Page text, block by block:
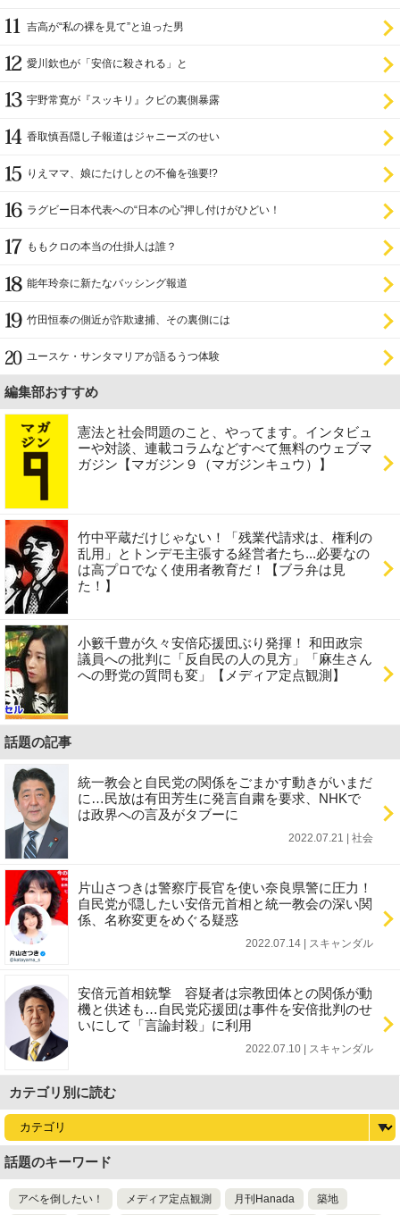
吉高が“私の裸を見て”と迫った男
愛川欽也が「安倍に殺される」と
宇野常寛が『スッキリ』クビの裏側暴露
香取慎吾隠し子報道はジャニーズのせい
りえママ、娘にたけしとの不倫を強要!?
ラグビー日本代表への“日本の心”押し付けがひどい！
ももクロの本当の仕掛人は誰？
能年玲奈に新たなバッシング報道
竹田恒泰の側近が詐欺逮捕、その裏側には
ユースケ・サンタマリアが語るうつ体験
編集部おすすめ
憲法と社会問題のこと、やってます。インタビュ
ーや対談、連載コラムなどすべて無料のウェブマ
ガジン【マガジン９（マガジンキュウ）】
竹中平蔵だけじゃない！「残業代請求は、権利の
乱用」とトンデモ主張する経営者たち...必要なの
は高プロでなく使用者教育だ！【ブラ弁は見
た！】
小籔千豊が久々安倍応援団ぶり発揮！ 和田政宗
議員への批判に「反自民の人の見方」「麻生さん
への野党の質問も変」【メディア定点観測】
話題の記事
統一教会と自民党の関係をごまかす動きがいまだ
に…民放は有田芳生に発言自粛を要求、NHKで
は政界への言及がタブーに
2022.07.21 | 社会
片山さつきは警察庁長官を使い奈良県警に圧力！
自民党が隠したい安倍元首相と統一教会の深い関
係、名称変更をめぐる疑惑
2022.07.14 | スキャンダル
安倍元首相銃撃 容疑者は宗教団体との関係が動
機と供述も…自民党応援団は事件を安倍批判のせ
いにして「言論封殺」に利用
2022.07.10 | スキャンダル
カテゴリ別に読む
話題のキーワード
アベを倒したい！ メディア定点観測 月刊Hanada 築地